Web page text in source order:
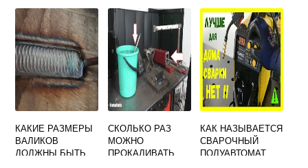
MMA 180N
ГОРЮЧИМИ
ГАЗАМИ ДО
СВАРОЧНЫХ
ПРОВОДОВ
ПОЛУАВТОМАТОМ
КАКИЕ РАЗМЕРЫ
ВАЛИКОВ
ДОЛЖНЫ БЫТЬ
СКОЛЬКО РАЗ
МОЖНО
ПРОКАЛИВАТЬ
КАК НАЗЫВАЕТСЯ
СВАРОЧНЫЙ
ПОЛУАВТОМАТ